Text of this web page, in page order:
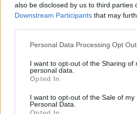
also be disclosed by us to third parties
Downstream Participants that may
Please note that this website/app uses
not limited to your visit or usage
grant or deny consent to Google and
use your data for below specified
consent section.
Personal Data Processing Opt
I want to opt-out of the Sharing of
personal data.
Opted In
I want to opt-out of the Sale of my
Personal Data.
Opted In
ΑΧΜΕΣ: Δεύτερες
ΑΝΤ1…